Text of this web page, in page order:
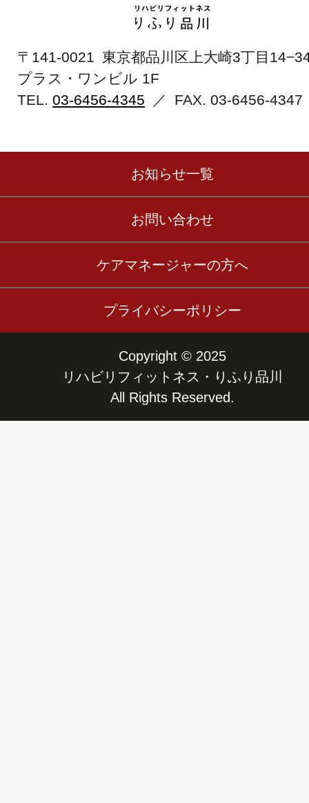
〒141-0021 東京都品川区上大崎3丁目
プラス・ワンビル 1F
TEL. 03-6456-4345 ／ FAX. 03-6456-4347
お知らせ一覧
お問い合わせ
ケアマネージャーの方へ
プライバシーポリシー
Copyright © 2025
リハビリフィットネス・りふり品川
All Rights Reserved.